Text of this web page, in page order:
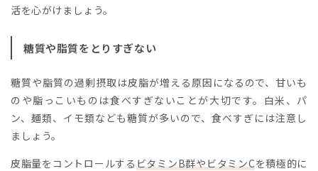
活を心がけましょう。
糖質や脂質をとりすぎない
糖質や脂質の過剰摂取は皮脂が増える原因になるので、甘いも
のや脂っこいものは食べすぎないことが大切です。白米、パ
ン、麺類、イモ類なども糖質が多いので、食べすぎには注意し
ましょう。
皮脂量をコントロールする ビタミンB群やビタミンCを積極的に